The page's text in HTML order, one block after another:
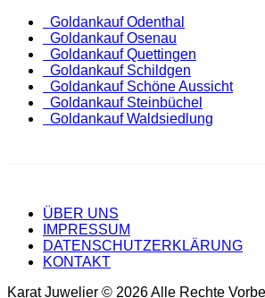
Goldankauf Odenthal
Goldankauf Osenau
Goldankauf Quettingen
Goldankauf Schildgen
Goldankauf Schöne Aussicht
Goldankauf Steinbüchel
Goldankauf Waldsiedlung
ÜBER UNS
IMPRESSUM
DATENSCHUTZERKLÄRUNG
KONTAKT
Karat Juwelier © 2026 Alle Rechte